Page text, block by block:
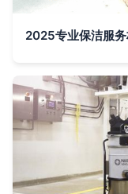
2025专业保洁服